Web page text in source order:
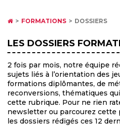
FORMATIONS DOSSIERS
LES DOSSIERS
2 fois par mois, notre équipe
sujets liés à l’orientation des
formations diplômantes, de
reconversions, thématiques
cette rubrique. Pour ne rien
newsletter ou parcourez cette
les dossiers rédigés ces 12